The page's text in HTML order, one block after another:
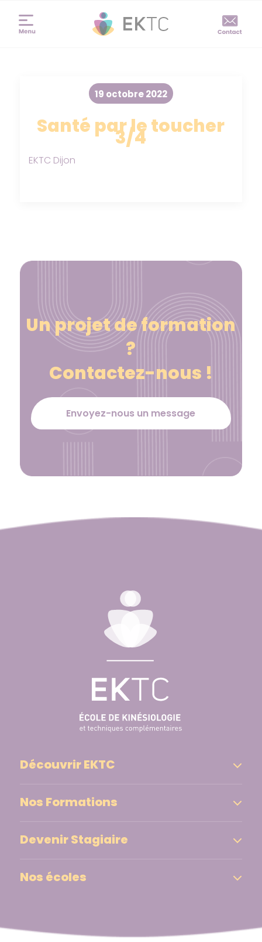
Santé par le toucher
3/4
19 octobre 2022
EKTC Dijon
Un projet de formation
?
Contactez-nous !
Envoyez-nous un message
Découvrir EKTC
Nos Formations
Devenir Stagiaire
Nos écoles